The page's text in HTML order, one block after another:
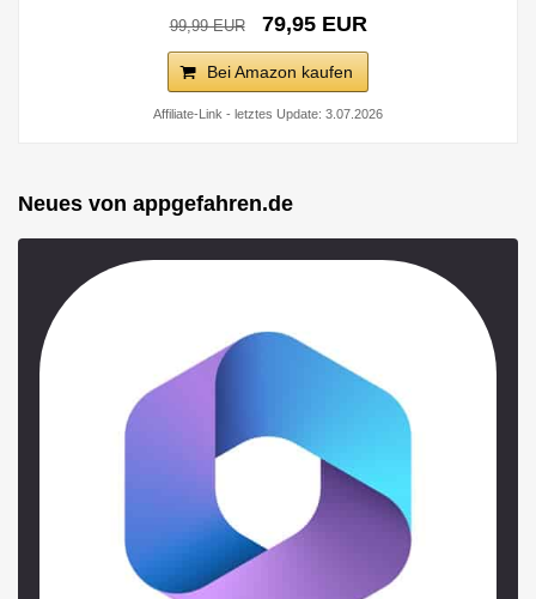
99,99 EUR 79,95 EUR
Bei Amazon kaufen
Affiliate-Link - letztes Update: 3.07.2026
Neues von appgefahren.de